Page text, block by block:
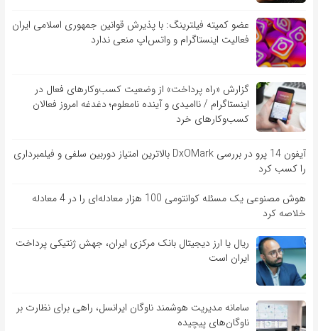
عضو کمیته فیلترینگ: با پذیرش قوانین جمهوری اسلامی ایران
فعالیت اینستاگرام و واتس‌اپ منعی ندارد
گزارش «راه پرداخت» از وضعیت کسب‌وکارهای فعال در
اینستاگرام / ناامیدی و آینده نامعلوم؛ دغدغه امروز فعالان
کسب‌وکارهای خرد
آیفون 14 پرو در بررسی DxOMark بالاترین امتیاز دوربین سلفی و فیلمبرداری
را کسب کرد
هوش مصنوعی یک مسئله کوانتومی 100 هزار معادله‌‎ای را در 4 معادله
خلاصه کرد
ریال یا ارز دیجیتال بانک مرکزی ایران، جهش ژنتیکی پرداخت
ایران است
سامانه مدیریت هوشمند ناوگان ایرانسل، راهی برای نظارت بر
ناوگان‌های پیچیده